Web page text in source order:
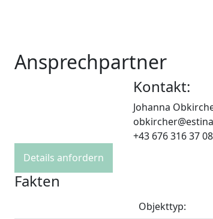
Ansprechpartner
Kontakt:
Johanna
+43 676 316 37 08
Details anfordern
Fakten
Objekttyp: